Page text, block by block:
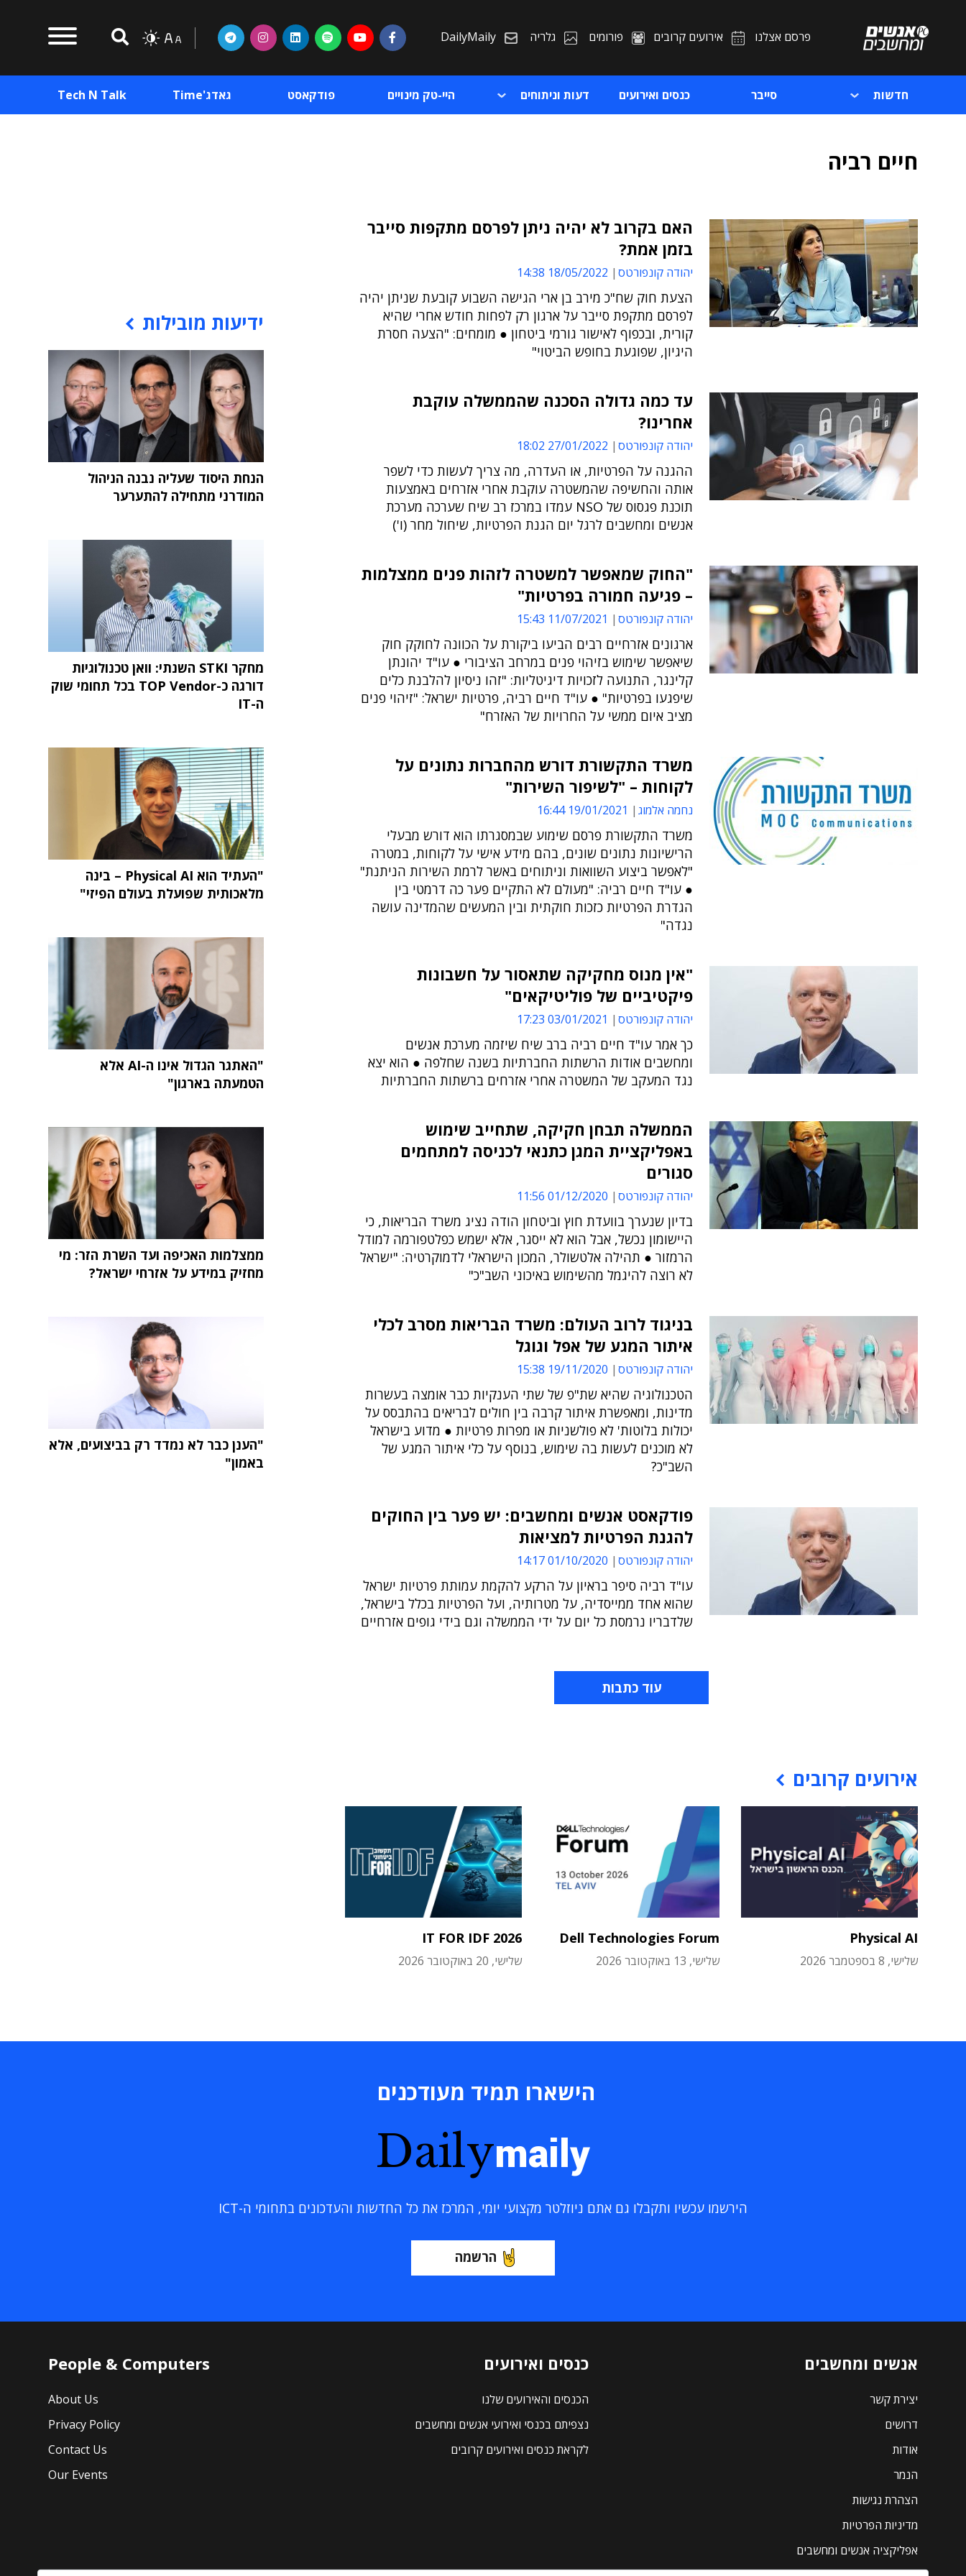
פרסם אצלנו אירועים קרובים פורומים גלריה DailyMaily
חדשות סייבר כנסים ואירועים דעות וניתוחים היי-טק מינויים פודקאסט גאדג'Time Tech N Talk
חיים רביה
האם בקרוב לא יהיה ניתן לפרסם מתקפות סייבר
בזמן אמת?
יהודה קונפורטס 18/05/2022 14:38
הצעת חוק שח"כ מירב בן ארי הגישה השבוע קובעת שניתן יהיה
לפרסם מתקפת סייבר על ארגון רק לפחות חודש אחרי שהיא
קורית, ובכפוף לאישור גורמי ביטחון ● מומחים: "הצעה חסרת
היגיון, שפוגעת בחופש הביטוי"
עד כמה גדולה הסכנה שהממשלה עוקבת
אחרינו?
יהודה קונפורטס 27/01/2022 18:02
ההגנה על הפרטיות, או העדרה, מה צריך לעשות כדי לשפר
אותה והחשיפה שהמשטרה עוקבת אחרי אזרחים באמצעות
תוכנת פגסוס של NSO עמדו במרכז רב שיח שערכה מערכת
אנשים ומחשבים לרגל יום הגנת הפרטיות, שיחול מחר (ו')
"החוק שמאפשר למשטרה לזהות פנים ממצלמות
– פגיעה חמורה בפרטיות"
יהודה קונפורטס 11/07/2021 15:43
ארגונים אזרחיים רבים הביעו ביקורת על הכוונה לחוקק חוק
שיאפשר שימוש בזיהוי פנים במרחב הציבורי ● עו"ד יהונתן
קלינגר, התנועה לזכויות דיגיטליות: "זהו ניסיון להלבנת כלים
שיפגעו בפרטיות" ● עו"ד חיים רביה, פרטיות ישראל: "זיהוי פנים
מציב איום ממשי על החרויות של האזרח"
משרד התקשורת דורש מהחברות נתונים על
לקוחות – "לשיפור השירות"
נחמה אלמוג 19/01/2021 16:44
משרד התקשורת פרסם שימוע שבמסגרתו הוא דורש מבעלי
הרישיונות נתונים שונים, בהם מידע אישי על לקוחות, במטרה
"לאפשר ביצוע השוואות וניתוחים באשר לרמת השירות הניתנת"
● עו"ד חיים רביה: "מעולם לא התקיים פער כה דרמטי בין
הגדרת הפרטיות כזכות חוקתית ובין המעשים שהמדינה עושה
נגדה"
"אין מנוס מחקיקה שתאסור על חשבונות
פיקטיביים של פוליטיקאים"
יהודה קונפורטס 03/01/2021 17:23
כך אמר עו"ד חיים רביה ברב שיח שיזמה מערכת אנשים
ומחשבים אודות הרשתות החברתיות בשנה שחלפה ● הוא יצא
נגד המעקב של המשטרה אחרי אזרחים ברשתות החברתיות
הממשלה תבחן חקיקה, שתחייב שימוש
באפליקציית המגן כתנאי לכניסה למתחמים
סגורים
יהודה קונפורטס 01/12/2020 11:56
בדיון שנערך בוועדת חוץ וביטחון הודה נציג משרד הבריאות, כי
היישומון נכשל, אבל הוא לא ייסגר, אלא ישמש כפלטפורמה למודל
הרמזור ● תהילה אלטשולר, המכון הישראלי לדמוקרטיה: "ישראל
לא רוצה להיגמל מהשימוש באיכוני השב"כ"
בניגוד לרוב העולם: משרד הבריאות מסרב לכלי
איתור המגע של אפל וגוגל
יהודה קונפורטס 19/11/2020 15:38
הטכנולוגיה שהיא שת"פ של שתי הענקיות כבר אומצה בעשרות
מדינות, ומאפשרת איתור קרבה בין חולים לבריאים בהתבסס על
יכולות בלוטות' לא פולשניות או מפרות פרטיות ● מדוע בישראל
לא מוכנים לעשות בה שימוש, בנוסף על כלי איתור המגע של
השב"כ?
פודקאסט אנשים ומחשבים: יש פער בין החוקים
להגנת הפרטיות למציאות
יהודה קונפורטס 01/10/2020 14:17
עו"ד רביה סיפר בראיון על הרקע להקמת עמותת פרטיות ישראל
שהוא אחד ממייסדיה, על מטרותיה, ועל הפרטיות בכלל בישראל,
שלדבריו נרמסת כל יום על ידי הממשלה וגם בידי גופים אזרחיים
עוד כתבות
אירועים קרובים
Physical AI
שלישי, 8 בספטמבר 2026
Dell Technologies Forum
שלישי, 13 באוקטובר 2026
IT FOR IDF 2026
שלישי, 20 באוקטובר 2026
ידיעות מובילות
הנחת היסוד שעליה נבנה הניהול
המודרני מתחילה להתערער
מחקר STKI השנתי: וואן טכנולוגיות
דורגה כ-TOP Vendor בכל תחומי שוק
ה-IT
"העתיד הוא Physical AI – בינה
מלאכותית שפועלת בעולם הפיזי"
"האתגר הגדול אינו ה-AI אלא
הטמעתה בארגון"
ממצלמות האכיפה ועד השרת הזר: מי
מחזיק במידע על אזרחי ישראל?
"הענן כבר לא נמדד רק בביצועים, אלא
באמון"
הישארו תמיד מעודכנים
Dailymaily
הירשמו עכשיו ותקבלו גם אתם ניוזלטר מקצועי יומי, המרכז את כל החדשות והעדכונים בתחומי ה-ICT
הרשמה
אנשים ומחשבים
יצירת קשר
דרושים
אודות
הנמר
הצהרת נגישות
מדיניות הפרטיות
אפליקציה אנשים ומחשבים
כנסים ואירועים
הכנסים והאירועים שלנו
נצפיתם בכנסי ואירועי אנשים ומחשבים
לקראת כנסים ואירועים קרובים
People & Computers
About Us
Privacy Policy
Contact Us
Our Events